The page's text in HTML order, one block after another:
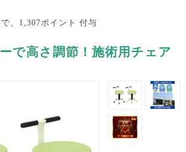
、1,307ポイント 付与
で高さ調節！施術用チェア